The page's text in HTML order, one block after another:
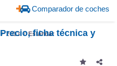
Comparador de coches
2013 Estándar
Precio, ficha técnica y